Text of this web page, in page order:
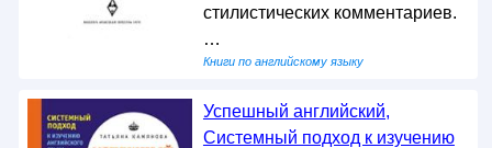
стилистических комментариев.
…
Книги по английскому языку
Успешный английский,
Системный подход к изучению